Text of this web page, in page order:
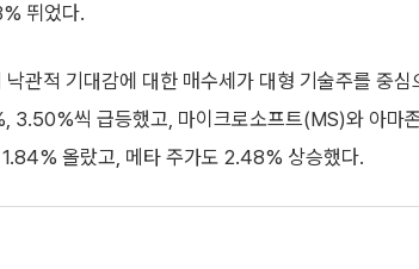
뛰었다.
관적 기대감에 대한 매수세가 대형 기술주를 중심
3.50%씩 급등했고, 마이크로소프트(MS)와 아마
올랐고, 메타 주가도 2.48% 상승했다.